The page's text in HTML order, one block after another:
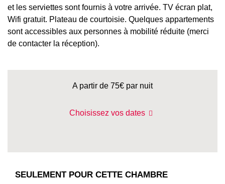
et les serviettes sont fournis à votre arrivée. TV écran plat,
Wifi gratuit. Plateau de courtoisie. Quelques appartements
sont accessibles aux personnes à mobilité réduite (merci
de contacter la réception).
A partir de 75€ par nuit
Choisissez vos dates
SEULEMENT POUR CETTE CHAMBRE